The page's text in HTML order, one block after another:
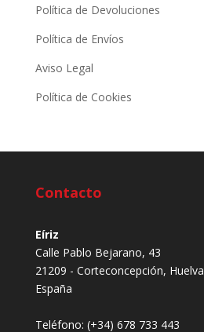
Política de Devoluciones
Política de Envíos
Aviso Legal
Política de Cookies
Contacto
Eíriz
Calle Pablo Bejarano, 43
21209 - Corteconcepción, Huelva
España
Teléfono: (+34) 678 733 443